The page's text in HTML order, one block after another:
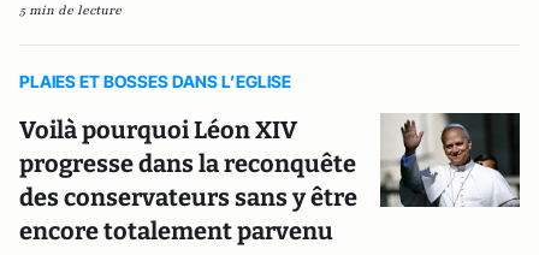
5 min de lecture
PLAIES ET BOSSES DANS L’EGLISE
Voilà pourquoi Léon XIV
progresse dans la reconquête
des conservateurs sans y être
encore totalement parvenu